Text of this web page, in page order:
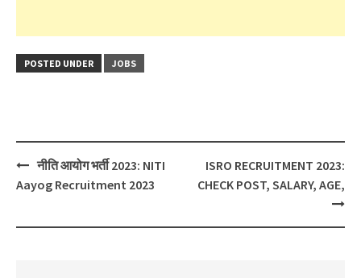
POSTED UNDER JOBS
Post
navigation
नीति आयोग भर्ती 2023: NITI
Aayog Recruitment 2023
ISRO RECRUITMENT 2023:
CHECK POST, SALARY, AGE,